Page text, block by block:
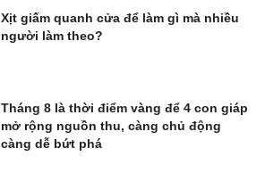
Xịt giấm quanh cửa để làm gì mà nhiều
người làm theo?
Tháng 8 là thời điểm vàng để 4 con giáp
mở rộng nguồn thu, càng chủ động
càng dễ bứt phá